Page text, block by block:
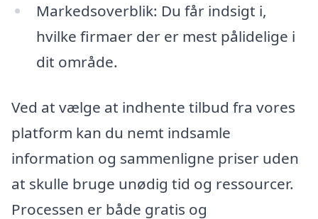
Markedsoverblik: Du får indsigt i,
hvilke firmaer der er mest pålidelige i
dit område.
Ved at vælge at indhente tilbud fra vores
platform kan du nemt indsamle
information og sammenligne priser uden
at skulle bruge unødig tid og ressourcer.
Processen er både gratis og